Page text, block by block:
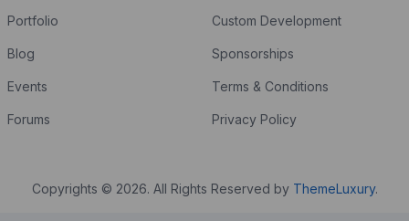
Portfolio
Blog
Events
Forums
Custom Development
Sponsorships
Terms & Conditions
Privacy Policy
Copyrights © 2026. All Rights Reserved by ThemeLuxury.